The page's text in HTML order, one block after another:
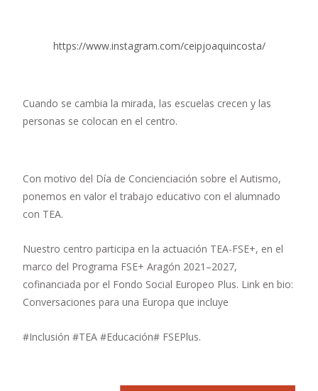
https://www.instagram.com/ceipjoaquincosta/
Cuando se cambia la mirada, las escuelas crecen y las
personas se colocan en el centro.
Con motivo del Día de Concienciación sobre el Autismo,
ponemos en valor el trabajo educativo con el alumnado
con TEA.
Nuestro centro participa en la actuación TEA-FSE+, en el
marco del Programa FSE+ Aragón 2021–2027,
cofinanciada por el Fondo Social Europeo Plus. Link en bio:
Conversaciones para una Europa que incluye
#Inclusión #TEA #Educación# FSEPlus.